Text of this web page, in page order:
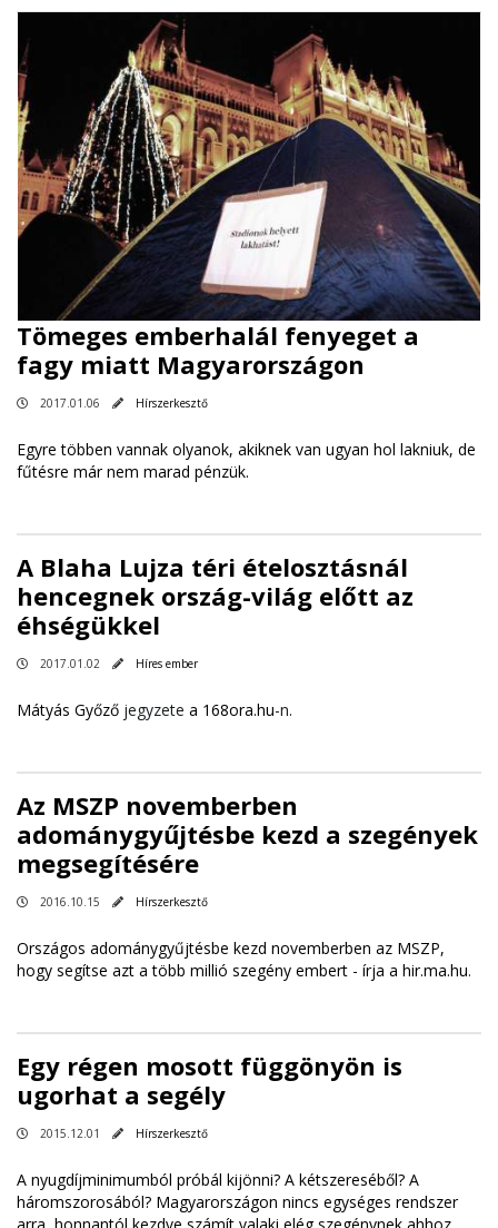
Tömeges emberhalál fenyeget a
fagy miatt Magyarországon
2017.01.06 Hírszerkesztő
Egyre többen vannak olyanok, akiknek van ugyan hol lakniuk, de
fűtésre már nem marad pénzük.
A Blaha Lujza téri ételosztásnál
hencegnek ország-világ előtt az
éhségükkel
2017.01.02 Híres ember
Mátyás Győző jegyzete a 168ora.hu-n.
Az MSZP novemberben
adománygyűjtésbe kezd a szegények
megsegítésére
2016.10.15 Hírszerkesztő
Országos adománygyűjtésbe kezd novemberben az MSZP,
hogy segítse azt a több millió szegény embert - írja a hir.ma.hu.
Egy régen mosott függönyön is
ugorhat a segély
2015.12.01 Hírszerkesztő
A nyugdíjminimumból próbál kijönni? A kétszereséből? A
háromszorosából? Magyarországon nincs egységes rendszer